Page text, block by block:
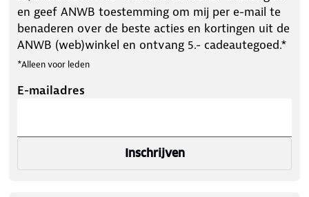
en geef ANWB toestemming om mij per e-mail te
benaderen over de beste acties en kortingen uit de
ANWB (web)winkel en ontvang 5.- cadeautegoed.*
*Alleen voor leden
E-mailadres
Inschrijven